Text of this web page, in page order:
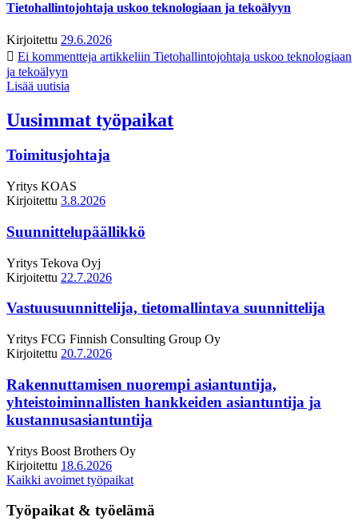
Tietohallintojohtaja uskoo teknologiaan ja tekoälyyn
Kirjoitettu 29.6.2026
Ei kommentteja artikkeliin Tietohallintojohtaja uskoo teknologiaan
ja tekoälyyn
Lisää uutisia
Uusimmat työpaikat
Toimitusjohtaja
Yritys KOAS
Kirjoitettu 3.8.2026
Suunnittelupäällikkö
Yritys Tekova Oyj
Kirjoitettu 22.7.2026
Vastuusuunnittelija, tietomallintava suunnittelija
Yritys FCG Finnish Consulting Group Oy
Kirjoitettu 20.7.2026
Rakennuttamisen nuorempi asiantuntija,
yhteistoiminnallisten hankkeiden asiantuntija ja
kustannusasiantuntija
Yritys Boost Brothers Oy
Kirjoitettu 18.6.2026
Kaikki avoimet työpaikat
Työpaikat & työelämä